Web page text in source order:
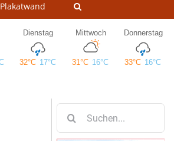
Plakatwand
nach: